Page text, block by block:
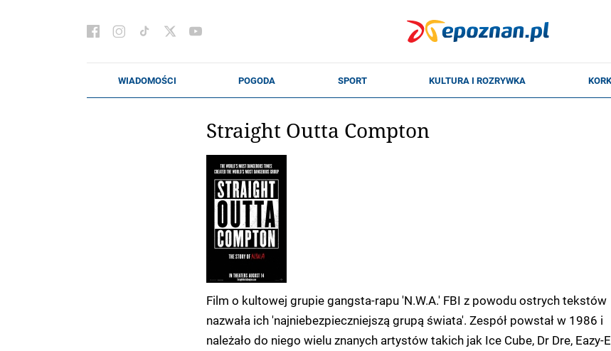
Straight Outta Compton
Film o kultowej grupie gangsta-rapu 'N.W.A.' FBI z powodu ostrych tekstów
nazwała ich 'najniebezpieczniejszą grupą świata'. Zespół powstał w 1986 i
należało do niego wielu znanych artystów takich jak Ice Cube, Dr Dre, Eazy-E